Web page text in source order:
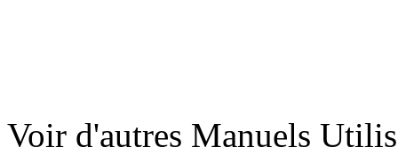
Voir d'autres Manuels